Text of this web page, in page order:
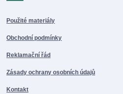
Použité materiály
Obchodní podmínky
Reklamační řád
Zásady ochrany osobních údajů
Kontakt